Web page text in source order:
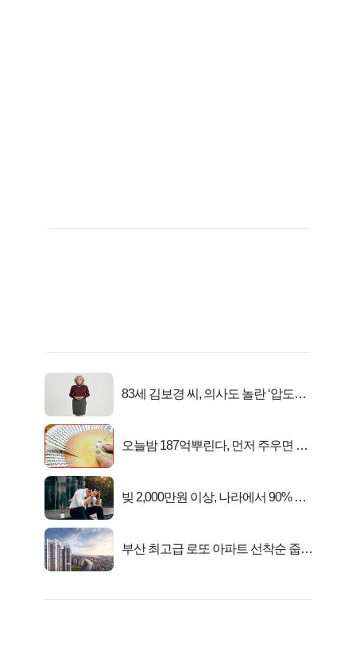
83세 김보경 씨, 의사도 놀란 ‘압도적
오늘밤 187억뿌린다, 먼저 주우면 최
빚 2,000만원 이상, 나라에서 90% 갚
부산 최고급 로또 아파트 선착순 줍줍